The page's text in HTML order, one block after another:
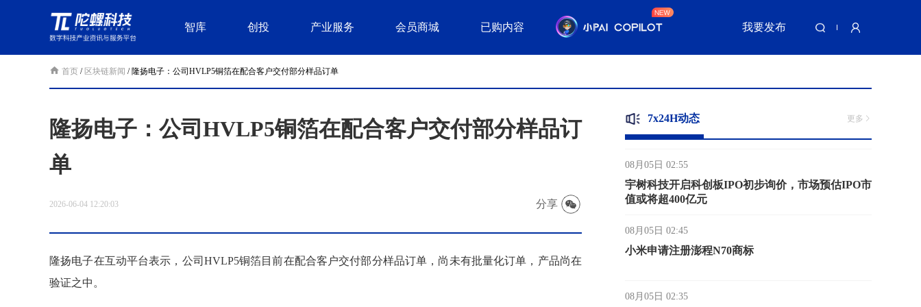
智库 创投 产业服务 会员商城 已购内容 我要发布
首页 / 区块链新闻 / 隆扬电子：公司HVLP5铜箔在配合客户交付部分样品订单
隆扬电子：公司HVLP5铜箔在配合客户交付部分样品订
单
2026-06-04 12:20:03 分享
隆扬电子在互动平台表示，公司HVLP5铜箔目前在配合客户交付部分样品订单，尚未有批量化订单，产品尚在
验证之中。
7x24H动态 更多
08月05日 03:14
微盟WAI升级为"微盟星元"，开启AI原生经营系统
内测
08月05日 02:55
宇树科技开启科创板IPO初步询价，市场预估IPO市
值或将超400亿元
08月05日 02:45
小米申请注册澎程N70商标
08月05日 02:35